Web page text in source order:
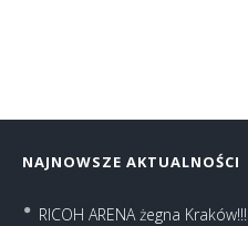
NAJNOWSZE AKTUALNOŚCI
RICOH ARENA żegna Kraków!!!